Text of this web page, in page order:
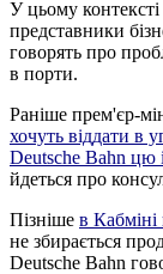
У цьому
представники
говорять про
в порти.
Раніше прем'єр-
хочуть віддати в
Deutsche Bahn цю
йдеться про
Пізніше в
не збирається
Deutsche Bahn